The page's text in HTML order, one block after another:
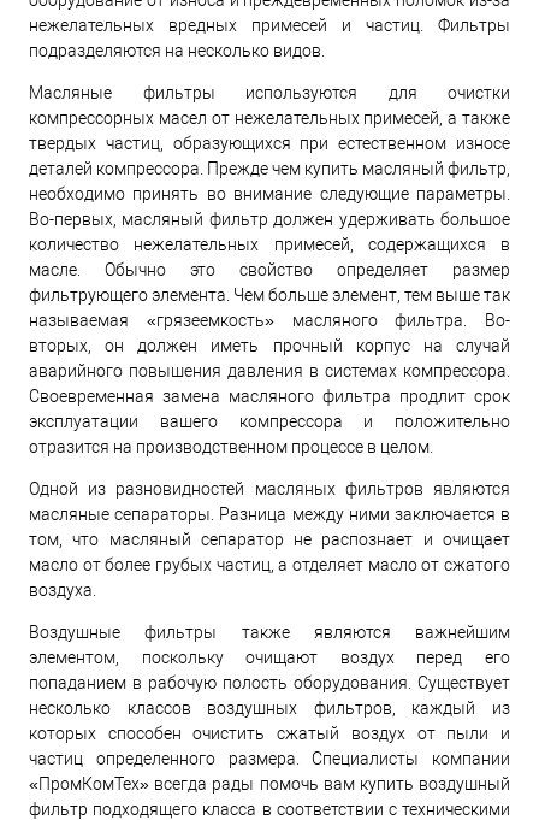
нежелательных вредных примесей и частиц. Фильтры
подразделяются на несколько видов.
Масляные фильтры используются для очистки
компрессорных масел от нежелательных примесей, а также
твердых частиц, образующихся при естественном износе
деталей компрессора. Прежде чем купить масляный фильтр,
необходимо принять во внимание следующие параметры.
Во-первых, масляный фильтр должен удерживать большое
количество нежелательных примесей, содержащихся в
масле. Обычно это свойство определяет размер
фильтрующего элемента. Чем больше элемент, тем выше так
называемая «грязеемкость» масляного фильтра. Во-
вторых, он должен иметь прочный корпус на случай
аварийного повышения давления в системах компрессора.
Своевременная замена масляного фильтра продлит срок
эксплуатации вашего компрессора и положительно
отразится на производственном процессе в целом.
Одной из разновидностей масляных фильтров являются
масляные сепараторы. Разница между ними заключается в
том, что масляный сепаратор не распознает и очищает
масло от более грубых частиц, а отделяет масло от сжатого
воздуха.
Воздушные фильтры также являются важнейшим
элементом, поскольку очищают воздух перед его
попаданием в рабочую полость оборудования. Существует
несколько классов воздушных фильтров, каждый из
которых способен очистить сжатый воздух от пыли и
частиц определенного размера. Специалисты компании
«ПромКомТех» всегда рады помочь вам купить воздушный
фильтр подходящего класса в соответствии с техническими